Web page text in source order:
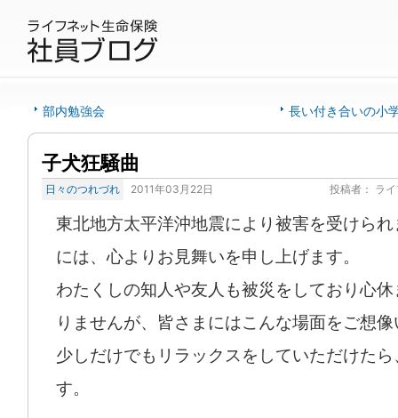
部内勉強会 長い付き合いの小
子犬狂騒曲
日々のつれづれ 2011年03月22日 投稿者： ラ
東北地方太平洋沖地震により被害を受けら
には、心よりお見舞いを申し上げます。
わたくしの知人や友人も被災をしており心
りませんが、皆さまにはこんな場面をご想
少しだけでもリラックスをしていただけた
す。